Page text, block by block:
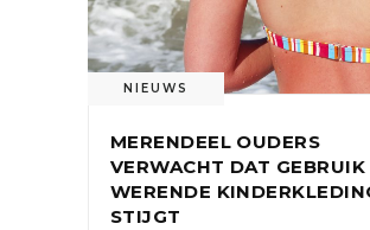
NIEUWS
MERENDEEL OUDERS
VERWACHT DAT GEBRUIK
WERENDE
STIJGT